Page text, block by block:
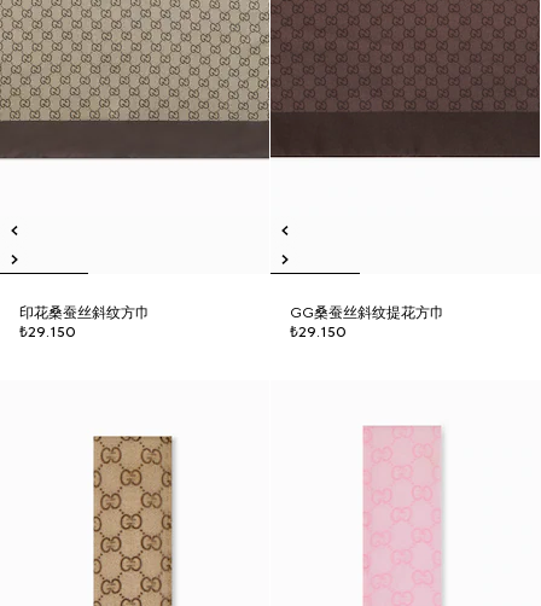
印花桑蚕丝斜纹方巾
₺29.150
GG桑蚕丝斜纹提花方巾
₺29.150